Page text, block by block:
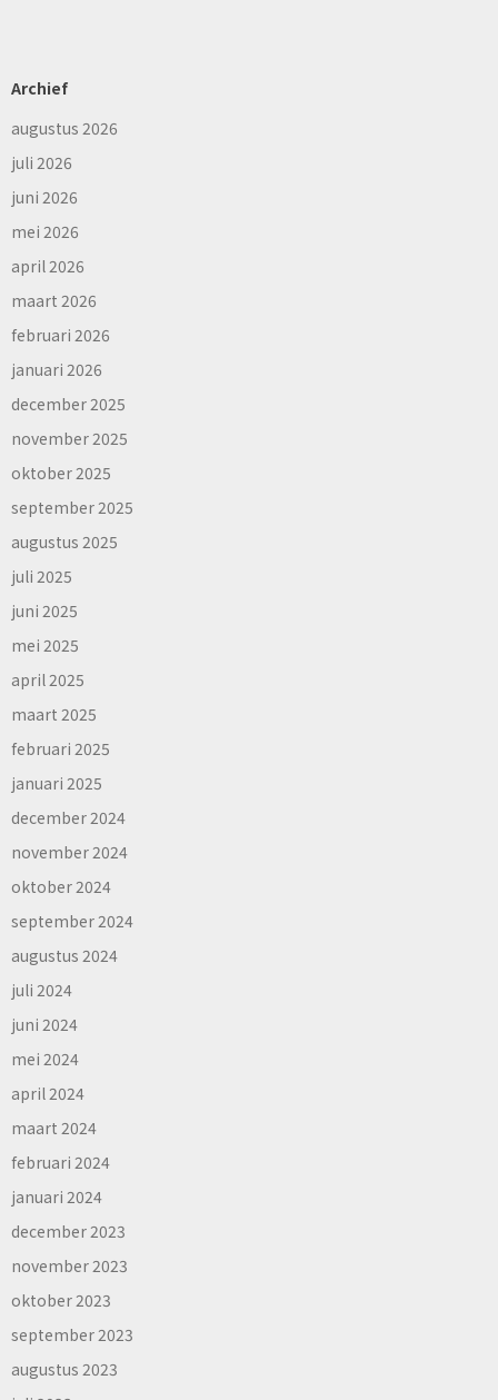
Archief
augustus 2026
juli 2026
juni 2026
mei 2026
april 2026
maart 2026
februari 2026
januari 2026
december 2025
november 2025
oktober 2025
september 2025
augustus 2025
juli 2025
juni 2025
mei 2025
april 2025
maart 2025
februari 2025
januari 2025
december 2024
november 2024
oktober 2024
september 2024
augustus 2024
juli 2024
juni 2024
mei 2024
april 2024
maart 2024
februari 2024
januari 2024
december 2023
november 2023
oktober 2023
september 2023
augustus 2023